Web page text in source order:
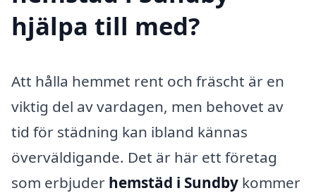
hjälpa till med?
Att hålla hemmet rent och fräscht är en
viktig del av vardagen, men behovet av
tid för städning kan ibland kännas
överväldigande. Det är här ett företag
som erbjuder hemstäd i Sundby kommer